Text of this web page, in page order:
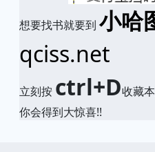
想要找书就要到 小哈
qciss.net
立刻按 ctrl+D收藏
你会得到大惊喜!!